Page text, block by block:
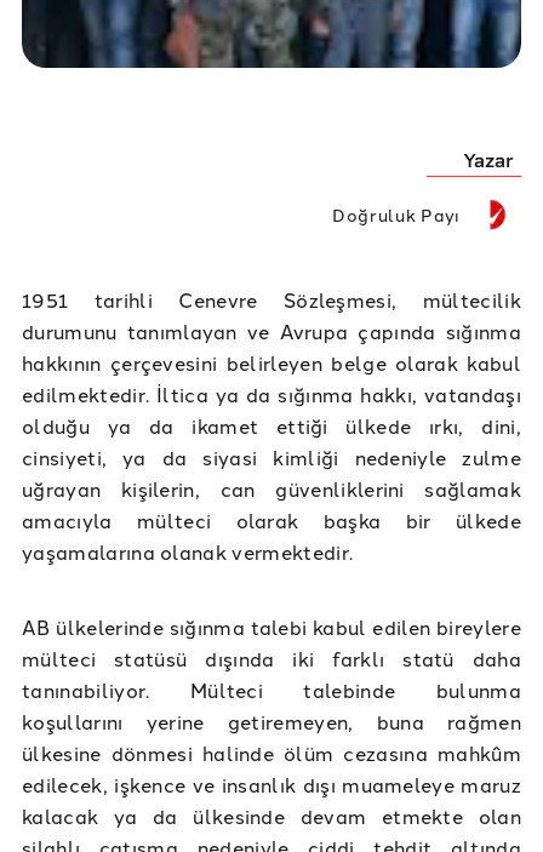
Yazar
Doğruluk Payı
1951 tarihli Cenevre Sözleşmesi, mültecilik
durumunu tanımlayan ve Avrupa çapında sığınma
hakkının çerçevesini belirleyen belge olarak kabul
edilmektedir. İltica ya da sığınma hakkı, vatandaşı
olduğu ya da ikamet ettiği ülkede ırkı, dini,
cinsiyeti, ya da siyasi kimliği nedeniyle zulme
uğrayan kişilerin, can güvenliklerini sağlamak
amacıyla mülteci olarak başka bir ülkede
yaşamalarına olanak vermektedir.
AB ülkelerinde sığınma talebi kabul edilen bireylere
mülteci statüsü dışında iki farklı statü daha
tanınabiliyor. Mülteci talebinde bulunma
koşullarını yerine getiremeyen, buna rağmen
ülkesine dönmesi halinde ölüm cezasına mahkûm
edilecek, işkence ve insanlık dışı muameleye maruz
kalacak ya da ülkesinde devam etmekte olan
silahlı çatışma nedeniyle ciddi tehdit altında